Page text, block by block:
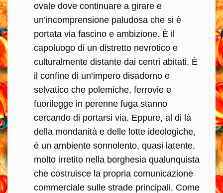
ovale dove continuare a girare e
un’incomprensione paludosa che si è
portata via fascino e ambizione. È il
capoluogo di un distretto nevrotico e
culturalmente distante dai centri abitati. È
il confine di un’impero disadorno e
selvatico che polemiche, ferrovie e
fuorilegge in perenne fuga stanno
cercando di portarsi via. Eppure, al di là
della mondanità e delle lotte ideologiche,
è un ambiente sonnolento, quasi latente,
molto irretito nella borghesia qualunquista
che costruisce la propria comunicazione
commerciale sulle strade principali. Come